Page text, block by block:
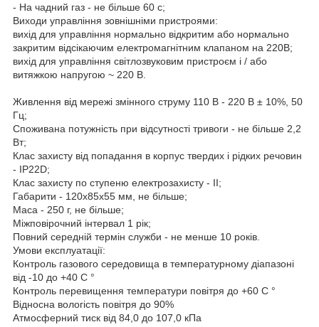
- На чадний газ - не більше 60 с;
Виходи управління зовнішніми пристроями:
вихід для управління нормально відкритим або нормально
закритим відсікаючим електромагнітним клапаном на 220В;
вихід для управління світлозвуковим пристроєм і / або
витяжкою напругою ~ 220 В.
Живлення від мережі змінного струму 110 В - 220 В ± 10%, 50
Гц;
Споживана потужність при відсутності тривоги - не більше 2,2
Вт;
Клас захисту від попадання в корпус твердих і рідких речовин
- IP22D;
Клас захисту по ступеню електрозахисту - II;
Габарити - 120х85х55 мм, не більше;
Маса - 250 г, не більше;
Міжповірочний інтервал 1 рік;
Повний середній термін служби - не менше 10 років.
Умови експлуатації:
Контроль газового середовища в температурному діапазоні
від -10 до +40 С °
Контроль перевищення температури повітря до +60 С °
Відносна вологість повітря до 90%
Атмосферний тиск від 84,0 до 107,0 кПа